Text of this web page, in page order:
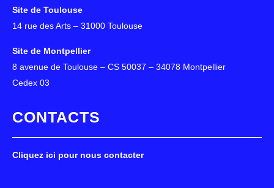
Site de Toulouse
14 rue des Arts – 31000 Toulouse
Site de Montpellier
8 avenue de Toulouse – CS 50037 – 34078 Montpellier
Cedex 03
CONTACTS
Cliquez ici pour nous contacter